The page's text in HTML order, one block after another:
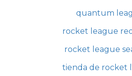
quantum
rocket league
rocket league
tienda de rocket